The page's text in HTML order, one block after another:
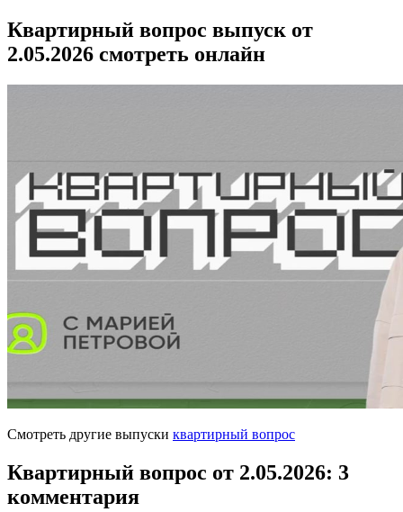
Квартирный вопрос выпуск от
2.05.2026 смотреть онлайн
Смотреть другие выпуски квартирный вопрос
Квартирный вопрос от 2.05.2026: 3
комментария